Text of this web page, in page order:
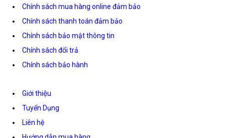
Chính sách mua hàng online đảm bảo
Chính sách thanh toán đảm bảo
Chính sách bảo mật thông tin
Chính sách đổi trả
Chính sách bảo hành
Giới thiệu
Tuyển Dụng
Liên hệ